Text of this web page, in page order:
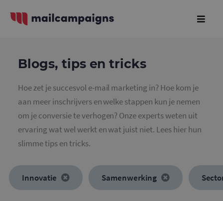
Blogs, tips en tricks
Hoe zet je succesvol e-mail marketing in? Hoe kom je
aan meer inschrijvers en welke stappen kun je nemen
om je conversie te verhogen? Onze experts weten uit
ervaring wat wel werkt en wat juist niet. Lees hier hun
slimme tips en tricks.
Innovatie Samenwerking